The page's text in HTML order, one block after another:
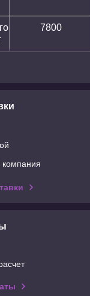
7800
компания